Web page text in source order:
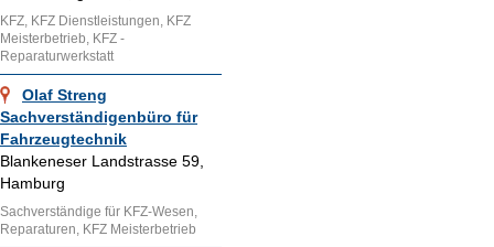
KFZ, KFZ Dienstleistungen, KFZ
Meisterbetrieb, KFZ -
Reparaturwerkstatt
Olaf Streng
Sachverständigenbüro für
Fahrzeugtechnik
Blankeneser Landstrasse 59,
Hamburg
Sachverständige für KFZ-Wesen,
Reparaturen, KFZ Meisterbetrieb